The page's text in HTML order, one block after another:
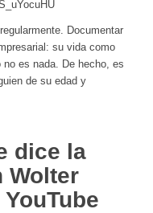
Documentar
su vida como
es nada. De hecho, es
de su edad y
dice la
Wolter